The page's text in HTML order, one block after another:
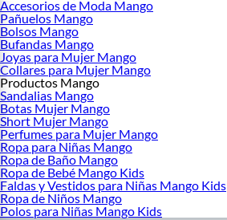
Accesorios de Moda Mango
Pañuelos Mango
Bolsos Mango
Bufandas Mango
Joyas para Mujer Mango
Collares para Mujer Mango
Productos Mango
Sandalias Mango
Botas Mujer Mango
Short Mujer Mango
Perfumes para Mujer Mango
Ropa para Niñas Mango
Ropa de Baño Mango
Ropa de Bebé Mango Kids
Faldas y Vestidos para Niñas Mango Kids
Ropa de Niños Mango
Polos para Niñas Mango Kids